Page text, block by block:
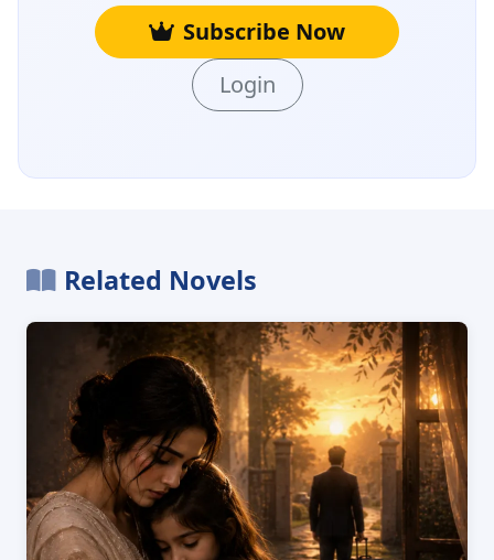
Subscribe Now
Login
Related Novels